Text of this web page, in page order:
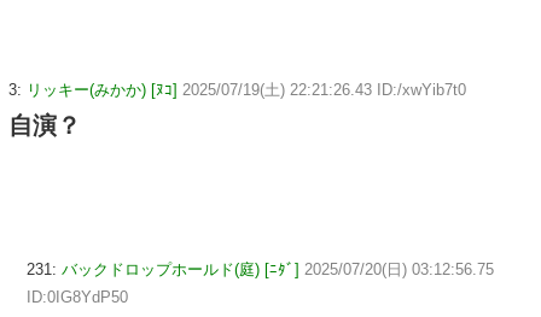
3: リッキー(みかか) [ﾇｺ] 2025/07/19(土) 22:21:26.43 ID:/xwYib7t0
自演？
231: バックドロップホールド(庭) [ﾆﾀﾞ] 2025/07/20(日) 03:12:56.75
ID:0IG8YdP50